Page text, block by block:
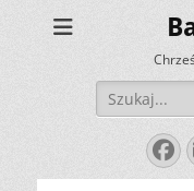
Szukaj: